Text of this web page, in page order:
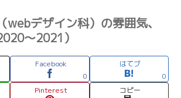
webデザイン科）の雰囲気、
〜2021）
Facebook
0
はてブ
0
Pinterest コピー